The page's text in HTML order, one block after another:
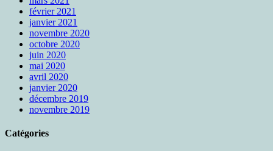
février 2021
janvier 2021
novembre 2020
octobre 2020
juin 2020
mai 2020
avril 2020
janvier 2020
décembre 2019
novembre 2019
Catégories